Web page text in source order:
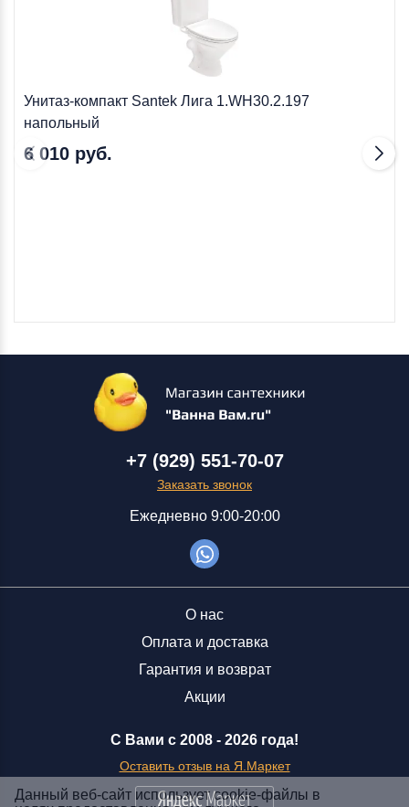
Унитаз-компакт Santek Лига 1.WH30.2.197
напольный
6 010 руб.
+7 (929) 551-70-07
Заказать звонок
Ежедневно 9:00-20:00
С Вами с 2008 - 2026 года!
Оставить отзыв на Я.Маркет
О нас
Оплата и доставка
Гарантия и возврат
Акции
Данный веб-сайт использует cookie-файлы в